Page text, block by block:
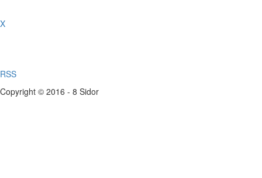
X
RSS
Copyright © 2016 - 8 Sidor